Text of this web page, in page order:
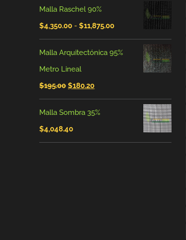
Malla Raschel 90%
$4,350.00 - $11,875.00Rango
de
precios:
$11,875.00
Malla Arquitectónica 95%
Metro Lineal
$195.00 El
precio
original
era:
$180.20El
precio
actual
Malla Sombra 35%
$4,048.40